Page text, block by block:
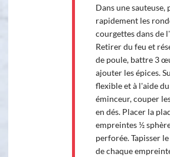
Dans une sauteuse,
rapidement les
courgettes dans de
Retirer du feu et
de poule, battre 3
ajouter les épices.
flexible et à l'aide
éminceur, couper
en dés. Placer la
empreintes ½
perforée. Tapisser
de chaque